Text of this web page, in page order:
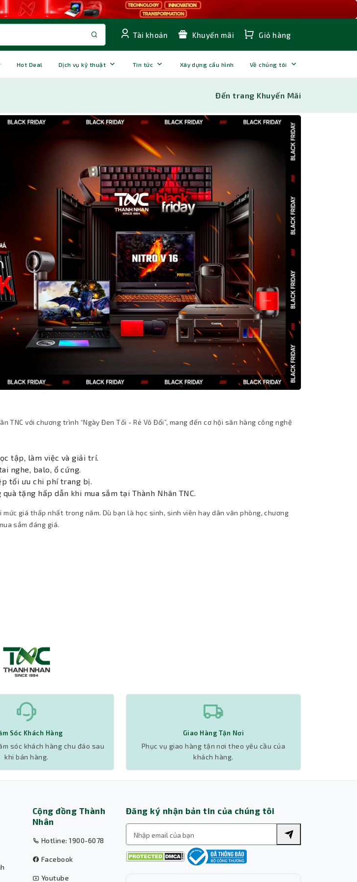
Tài khoản Khuyến mãi Giỏ hàng
Hot Deal Dịch vụ kỹ thuật Tin tức Xây dựng cấu hình Về chúng tôi
Đến trang Khuyến Mãi
với chương trình “Ngày Đen Tối - Rẻ Vô Đối”, mang đến cơ hội săn hàng công nghệ
tập, làm việc và giải trí.
nghe, balo, ổ cứng.
tối ưu chi phí trang bị.
tặng hấp dẫn khi mua sắm tại Thành Nhân TNC.
giá thấp nhất trong năm. Dù bạn là học sinh, sinh viên hay dân văn phòng, chương
sắm đáng giá.
Sóc Khách Hàng
sóc khách hàng chu đáo sau
khi bán hàng.
Giao Hàng Tận Nơi
Phục vụ giao hàng tận nơi theo yêu cầu của
khách hàng.
Cộng đồng Thành
Nhân
Hotline: 1900-6078
Facebook
Youtube
Đăng ký nhận bản tin của chúng tôi
Trợ lý AI • Phản hồi tức thì